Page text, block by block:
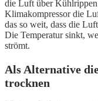
die Luft über
Klimakompressor die
das so weit, dass die
Die Temperatur sinkt,
strömt.
Als Alternative
trocknen